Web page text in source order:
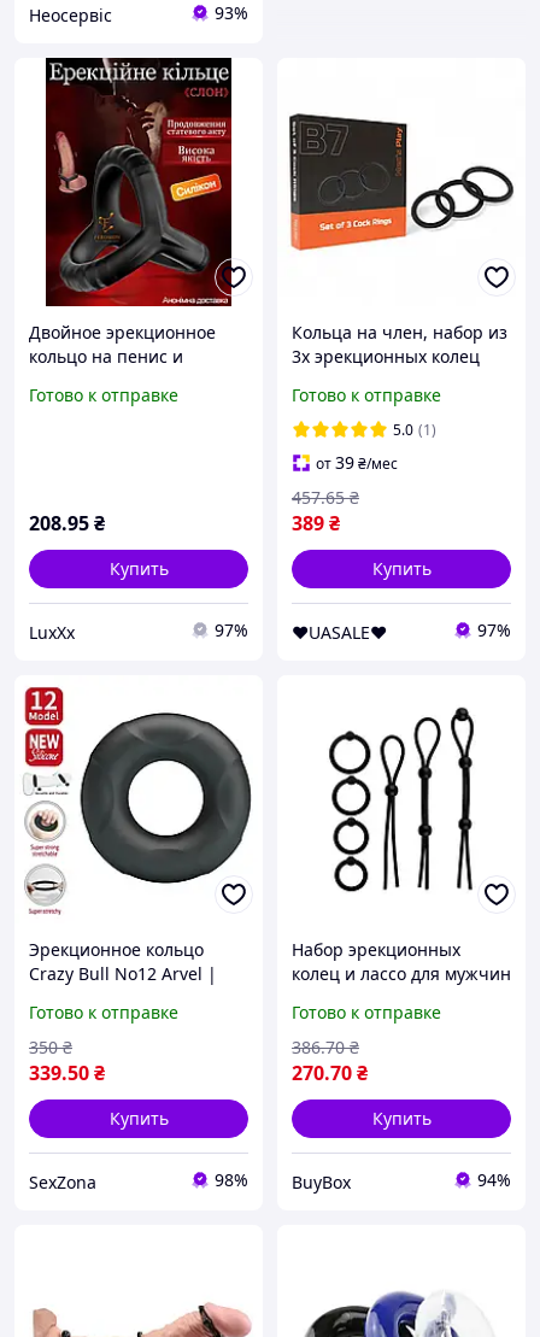
Неосервіс 93%
Двойное эрекционное
кольцо на пенис и
для продления акта
Готово к отправке
208.95₴
Купить
LuxXx 97%
Кольца на член, набор из
3х эрекционных колец
медицинского силикона
для продления полового
акта
Готово к отправке
5.0 (1)
от39₴/мес
389₴
457.65 ₴
Купить
❤️UASALE❤️ 97%
Эрекционное кольцо
Crazy Bull No12 Arvel |
силикон | Удлинение
полового акта
Готово к отправке
339.50₴
350 ₴
Купить
SexZona 98%
Набор эрекционных
колец и лассо для мужчин
для продления полового
акта набор колец box2
Готово к отправке
270.70₴
386.70 ₴
Купить
BuyBox 94%